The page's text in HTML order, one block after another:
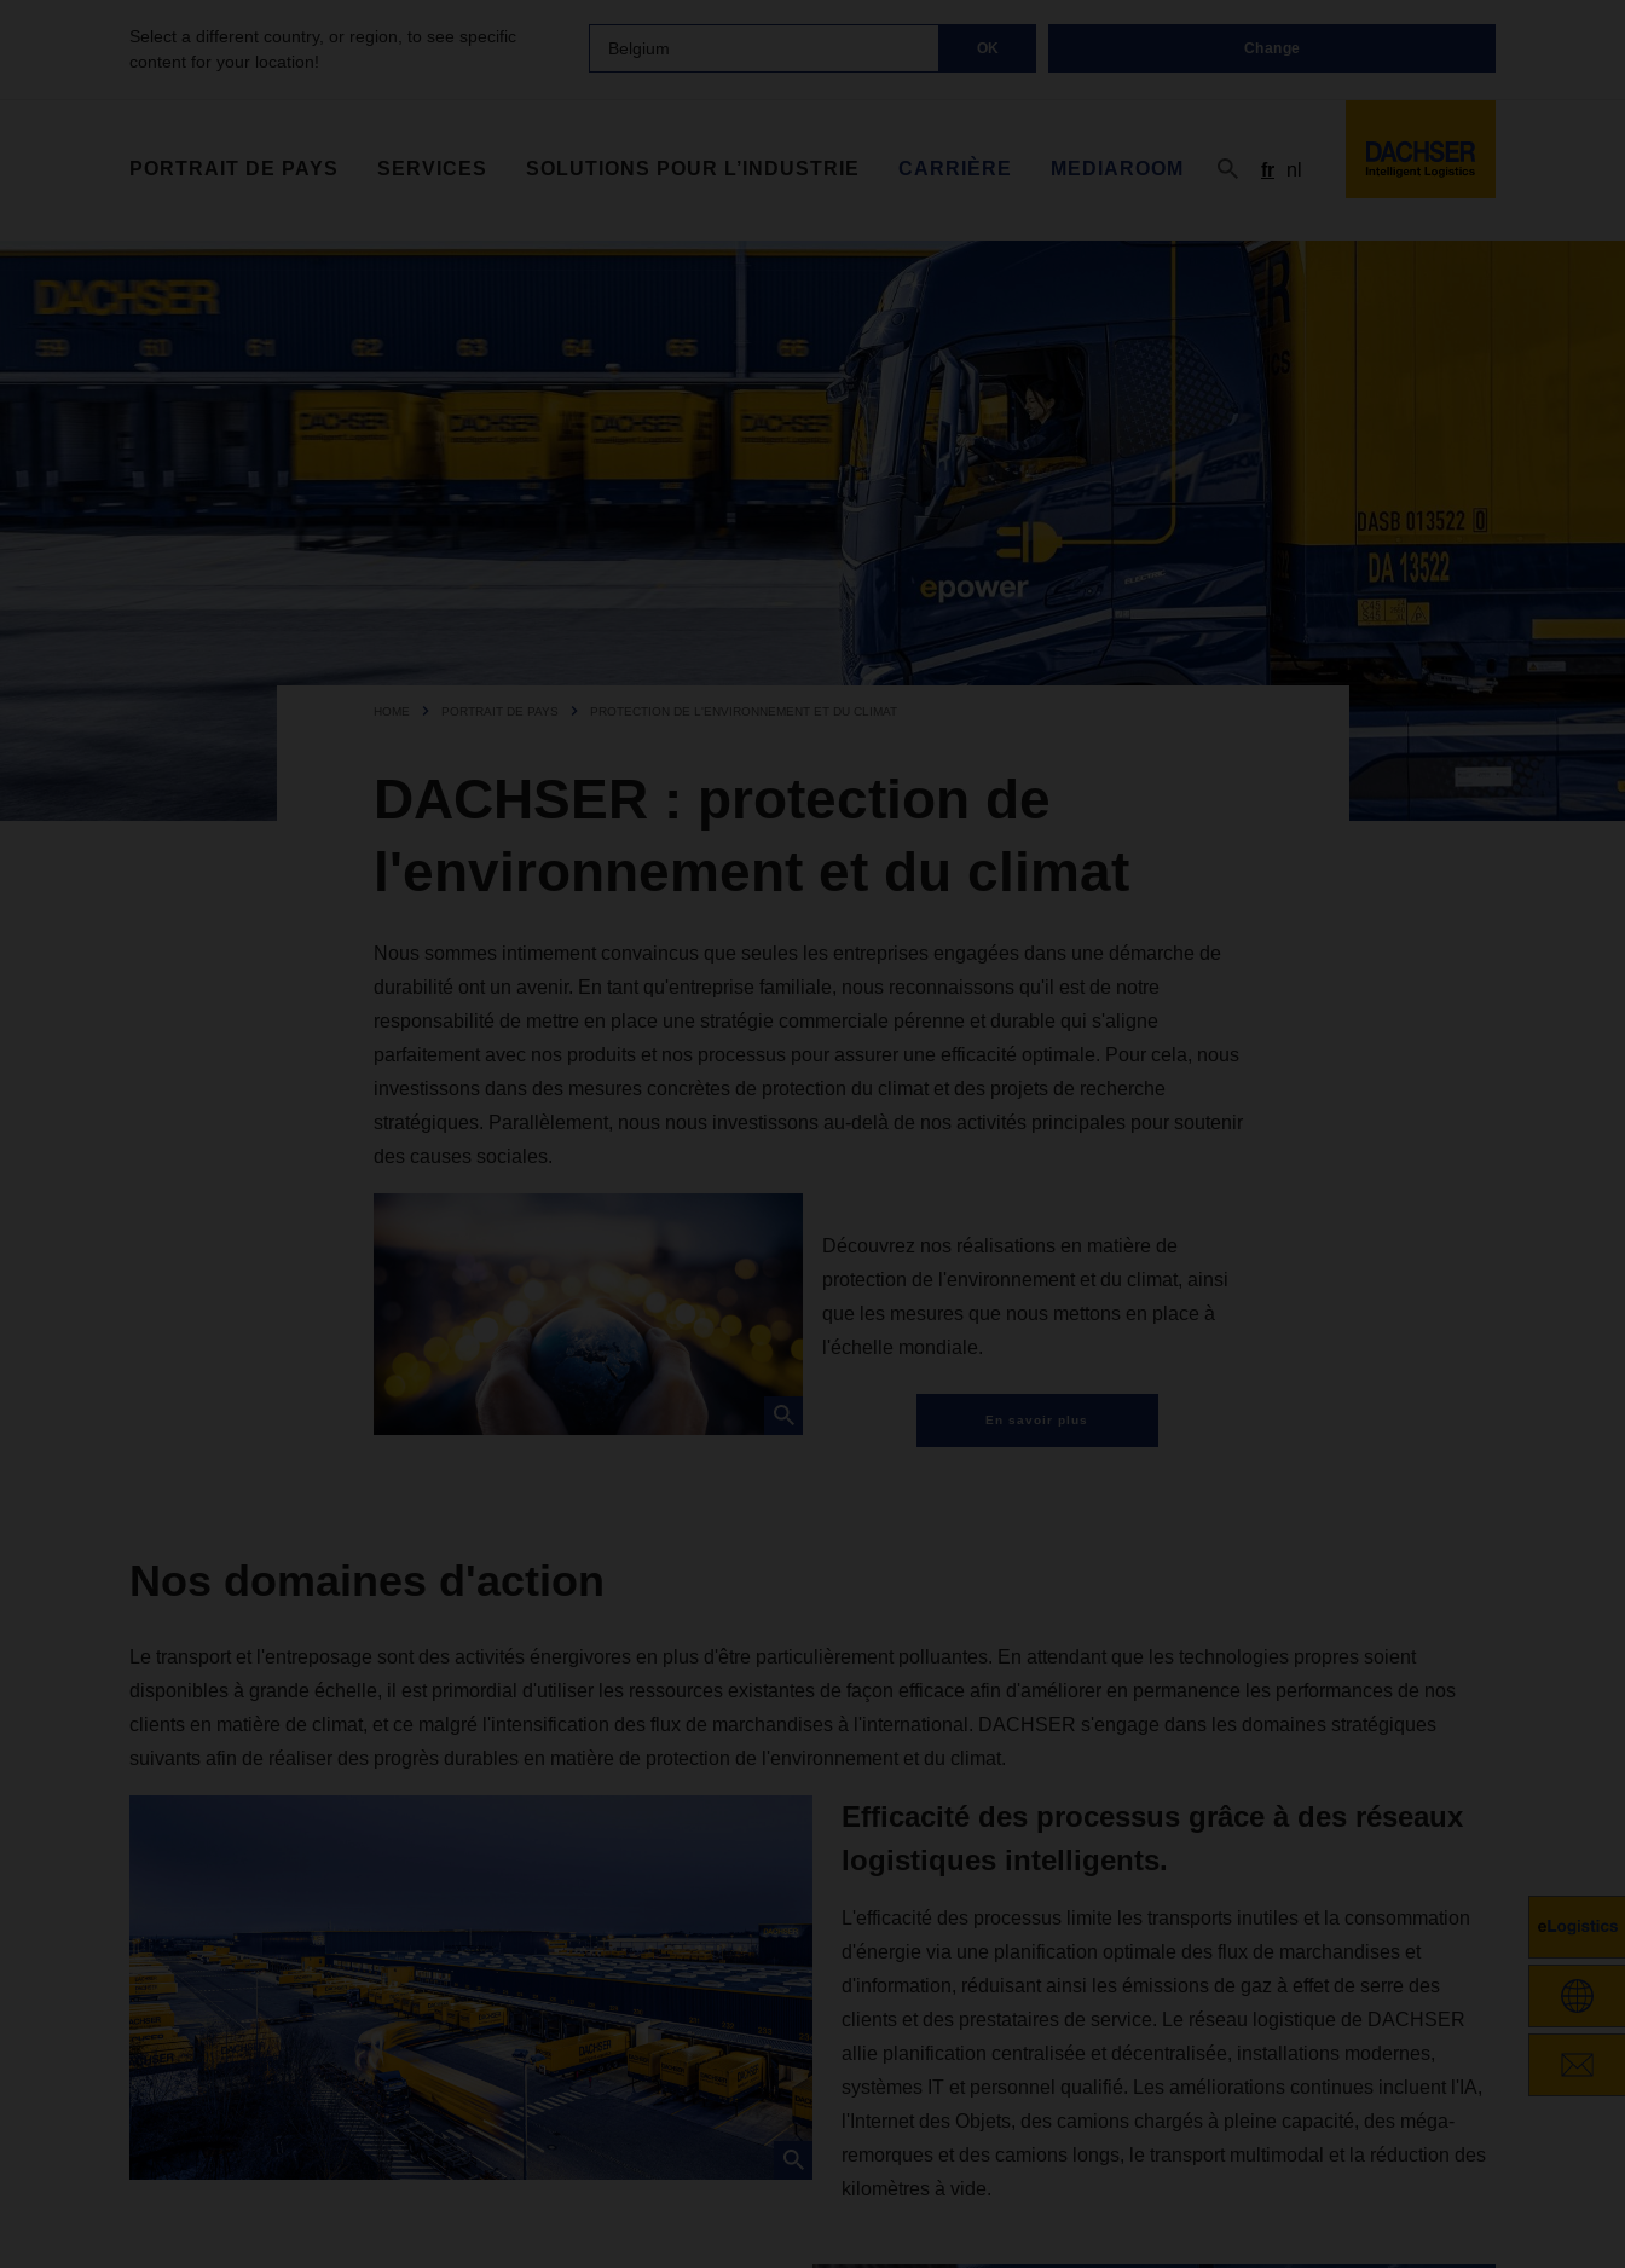
Select a different country, or region, to see specific
content for your location!
Belgium OK Change
PORTRAIT DE PAYS SERVICES SOLUTIONS POUR L’INDUSTRIE CARRIÈRE MEDIAROOM fr nl
HOME PORTRAIT DE PAYS PROTECTION DE L'ENVIRONNEMENT ET DU CLIMAT
DACHSER : protection de
l'environnement et du climat
Nous sommes intimement convaincus que seules les entreprises engagées dans une démarche de
durabilité ont un avenir. En tant qu'entreprise familiale, nous reconnaissons qu'il est de notre
responsabilité de mettre en place une stratégie commerciale pérenne et durable qui s'aligne
parfaitement avec nos produits et nos processus pour assurer une efficacité optimale. Pour cela, nous
investissons dans des mesures concrètes de protection du climat et des projets de recherche
stratégiques. Parallèlement, nous nous investissons au-delà de nos activités principales pour soutenir
des causes sociales.
Découvrez nos réalisations en matière de
protection de l'environnement et du climat, ainsi
que les mesures que nous mettons en place à
l'échelle mondiale.
En savoir plus
Nos domaines d'action
Le transport et l'entreposage sont des activités énergivores en plus d'être particulièrement polluantes. En attendant que les technologies propres soient
disponibles à grande échelle, il est primordial d'utiliser les ressources existantes de façon efficace afin d'améliorer en permanence les performances de nos
clients en matière de climat, et ce malgré l'intensification des flux de marchandises à l'international. DACHSER s'engage dans les domaines stratégiques
suivants afin de réaliser des progrès durables en matière de protection de l'environnement et du climat.
Efficacité des processus grâce à des réseaux
logistiques intelligents.
L'efficacité des processus limite les transports inutiles et la consommation
d'énergie via une planification optimale des flux de marchandises et
d'information, réduisant ainsi les émissions de gaz à effet de serre des
clients et des prestataires de service. Le réseau logistique de DACHSER
allie planification centralisée et décentralisée, installations modernes,
systèmes IT et personnel qualifié. Les améliorations continues incluent l'IA,
l'Internet des Objets, des camions chargés à pleine capacité, des méga-
remorques et des camions longs, le transport multimodal et la réduction des
kilomètres à vide.